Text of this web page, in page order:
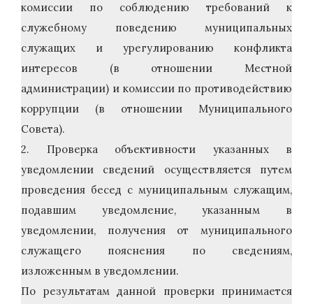
комиссии по соблюдению требований к
служебному поведению муниципальных
служащих и урегулированию конфликта
интересов (в отношении Местной
администрации) и комиссии по противодействию
коррупции (в отношении Муниципального
Совета).
2. Проверка объективности указанных в
уведомлении сведений осуществляется путем
проведения бесед с муниципальным служащим,
подавшим уведомление, указанным в
уведомлении, получения от муниципального
служащего пояснения по сведениям,
изложенным в уведомлении.
По результатам данной проверки принимается